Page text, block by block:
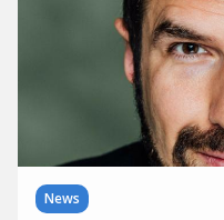
News